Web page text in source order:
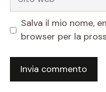
Salva il mio nome,
browser per la